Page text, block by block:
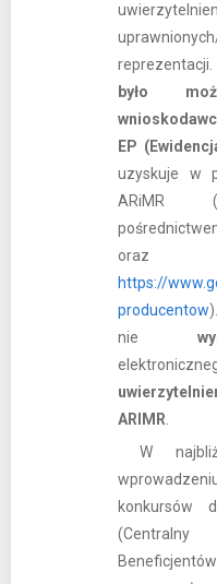
reprezentacji.
było
EP
uzyskuje w
ARiMR
oraz
https://
producentow
nie
ARIMR.
W
konkursów